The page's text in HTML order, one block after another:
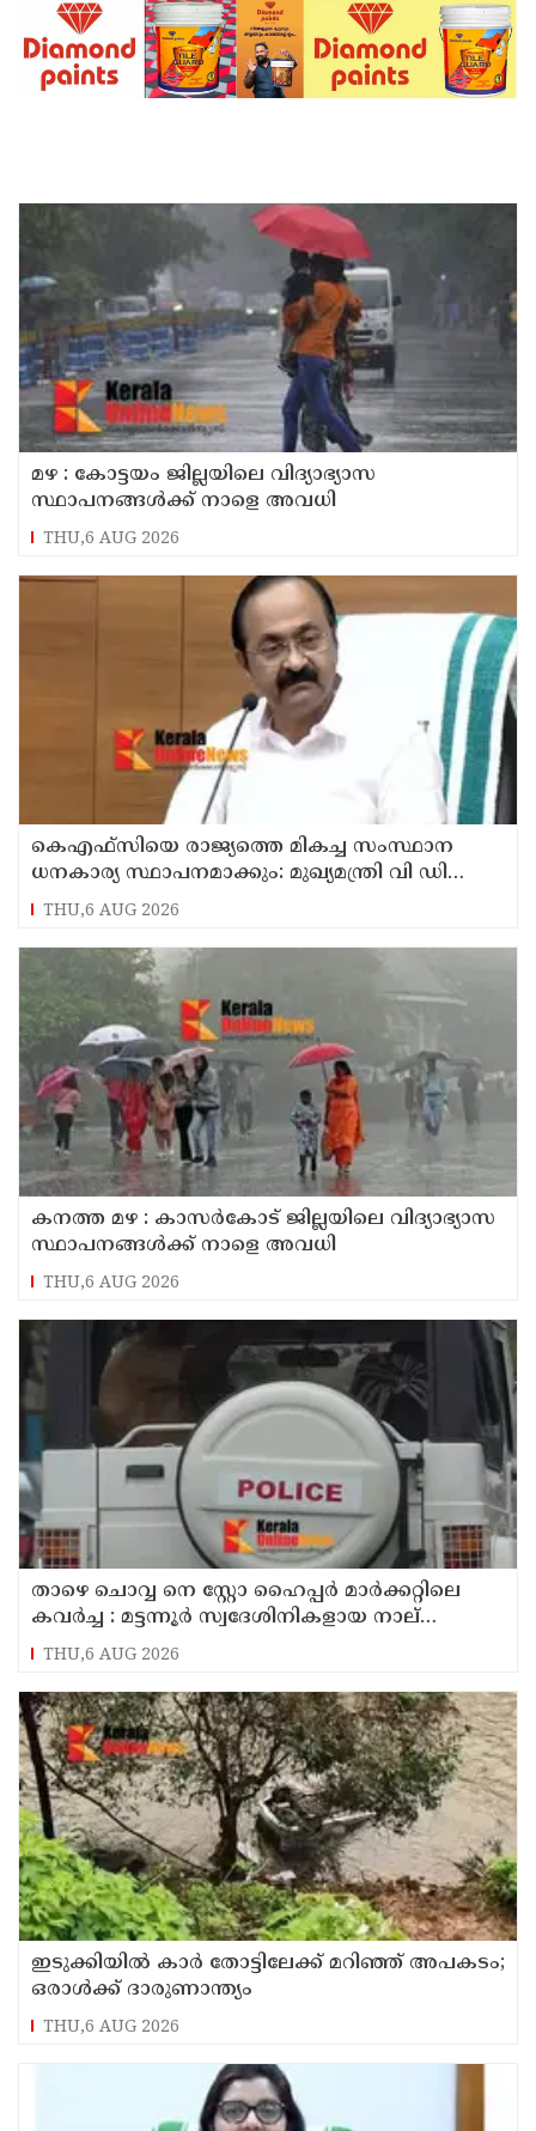
മഴ : കോട്ടയം ജില്ലയിലെ വിദ്യാഭ്യാസ
സ്ഥാപനങ്ങൾക്ക് നാളെ അവധി
THU,6 AUG 2026
കെഎഫ്‌സിയെ രാജ്യത്തെ മികച്ച സംസ്ഥാന
ധനകാര്യ സ്ഥാപനമാക്കും: മുഖ്യമന്ത്രി വി ഡി
സതീശൻ
THU,6 AUG 2026
കനത്ത മഴ : കാസർകോട് ജില്ലയിലെ വിദ്യാഭ്യാസ
സ്ഥാപനങ്ങൾക്ക് നാളെ അവധി
THU,6 AUG 2026
താഴെ ചൊവ്വ നെ സ്റ്റോ ഹൈപ്പർ മാർക്കറ്റിലെ
കവർച്ച : മട്ടന്നൂർ സ്വദേശിനികളായ നാല്
പ്രതികൾ പിടിയിൽ
THU,6 AUG 2026
ഇടുക്കിയിൽ കാർ തോട്ടിലേക്ക് മറിഞ്ഞ് അപകടം;
ഒരാൾക്ക് ദാരുണാന്ത്യം
THU,6 AUG 2026